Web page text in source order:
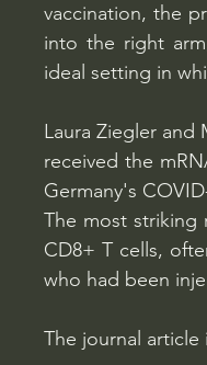
vaccination, the
into the right
ideal setting in
Laura Ziegler and
received the
Germany's
The most
CD8+ T cells,
who had been
The journal